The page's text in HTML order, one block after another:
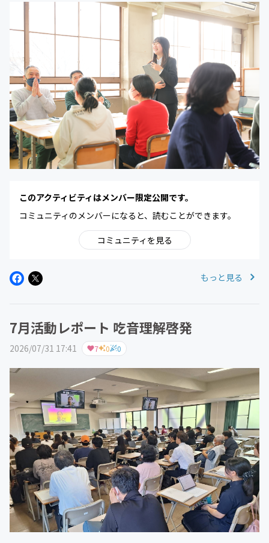
このアクティビティはメンバー限定公開です。
コミュニティのメンバーになると、読むことができます。
コミュニティを見る
もっと見る
7月活動レポート 吃音理解啓発
2026/07/31 17:41 7 0 0